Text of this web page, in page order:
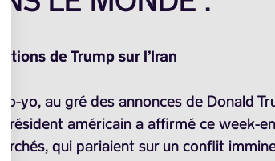
de Trump sur l’Iran
yo, au gré des annonces de Donald
américain a affirmé ce week-
qui pariaient sur un conflit